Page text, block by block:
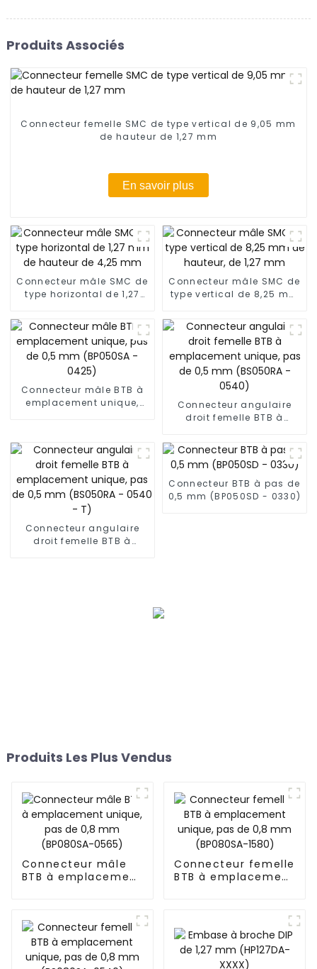
Produits Associés
Connecteur femelle SMC de type vertical de 9,05 mm
de hauteur de 1,27 mm
En savoir plus
Connecteur mâle SMC de
type horizontal de 1,27
Connecteur mâle SMC de
type vertical de 8,25 mm
Connecteur mâle BTB à
emplacement unique,
Connecteur angulaire
droit femelle BTB à
pas de 0,5 mm (BS050RA
- 0540)
Connecteur angulaire
droit femelle BTB à
Connecteur BTB à pas de
0,5 mm (BP050SD - 0330)
Produits Les Plus Vendus
Connecteur mâle
BTB à emplacement
Connecteur femelle
BTB à emplacement